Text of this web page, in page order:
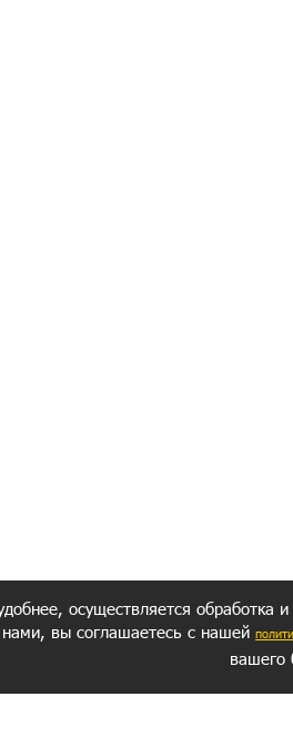
осуществляется обработка
вы соглашаетесь с нашей
вашего